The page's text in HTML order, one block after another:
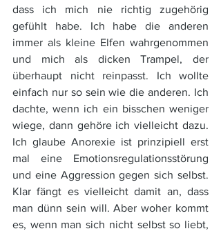
dass ich mich nie richtig zugehörig
gefühlt habe. Ich habe die anderen
immer als kleine Elfen wahrgenommen
und mich als dicken Trampel, der
überhaupt nicht reinpasst. Ich wollte
einfach nur so sein wie die anderen. Ich
dachte, wenn ich ein bisschen weniger
wiege, dann gehöre ich vielleicht dazu.
Ich glaube Anorexie ist prinzipiell erst
mal eine Emotionsregulationsstörung
und eine Aggression gegen sich selbst.
Klar fängt es vielleicht damit an, dass
man dünn sein will. Aber woher kommt
es, wenn man sich nicht selbst so liebt,